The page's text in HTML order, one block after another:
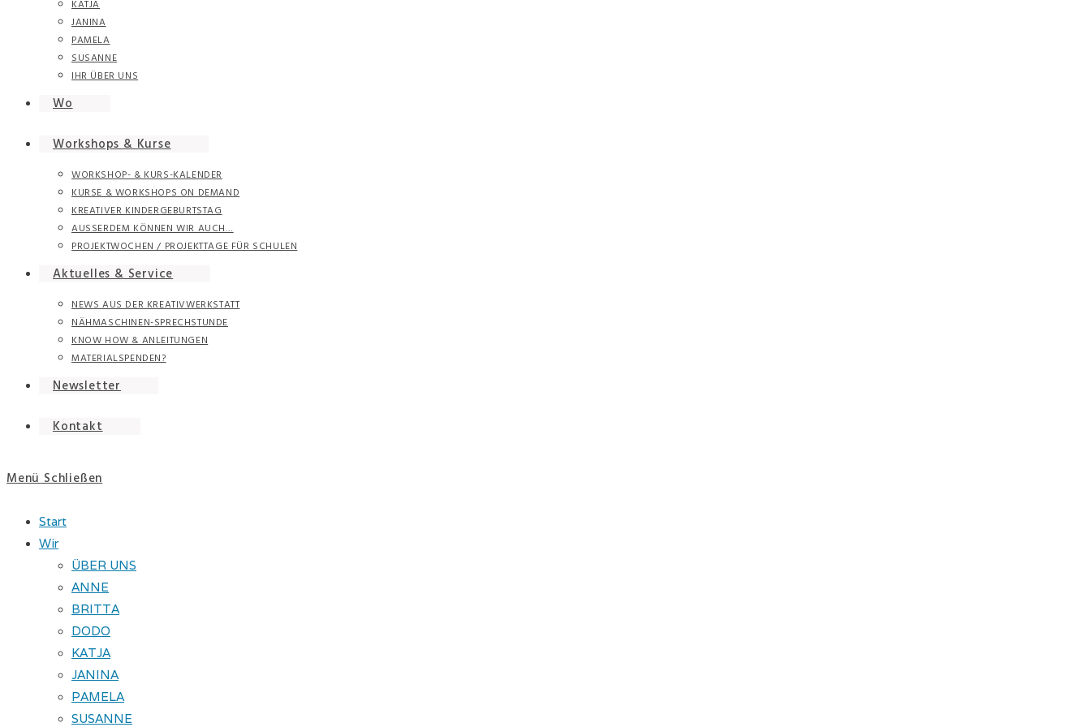
KATJA
JANINA
PAMELA
SUSANNE
IHR ÜBER UNS
Wo
Workshops & Kurse
WORKSHOP- & KURS-KALENDER
KURSE & WORKSHOPS ON DEMAND
KREATIVER KINDERGEBURTSTAG
AUSSERDEM KÖNNEN WIR AUCH…
PROJEKTWOCHEN / PROJEKTTAGE FÜR SCHULEN
Aktuelles & Service
NEWS AUS DER KREATIVWERKSTATT
NÄHMASCHINEN-SPRECHSTUNDE
KNOW HOW & ANLEITUNGEN
MATERIALSPENDEN?
Newsletter
Kontakt
Menü Schließen
Start
Wir
ÜBER UNS
ANNE
BRITTA
DODO
KATJA
JANINA
PAMELA
SUSANNE